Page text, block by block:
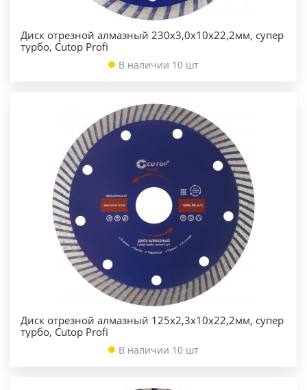
Диск отрезной алмазный 230х3,0х10х22,2мм, супер
турбо, Cutop Profi
В наличии 10 шт
Диск отрезной алмазный 125х2,3х10х22,2мм, супер
турбо, Cutop Profi
В наличии 10 шт